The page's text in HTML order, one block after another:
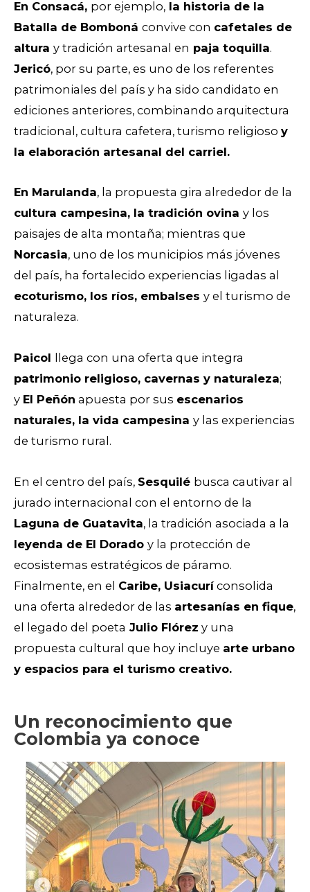
En Consacá, por ejemplo, la historia de la
Batalla de Bomboná convive con cafetales de
altura y tradición artesanal en paja toquilla.
Jericó, por su parte, es uno de los referentes
patrimoniales del país y ha sido candidato en
ediciones anteriores, combinando arquitectura
tradicional, cultura cafetera, turismo religioso y
la elaboración artesanal del carriel.
En Marulanda, la propuesta gira alrededor de la
cultura campesina, la tradición ovina y los
paisajes de alta montaña; mientras que
Norcasia, uno de los municipios más jóvenes
del país, ha fortalecido experiencias ligadas al
ecoturismo, los ríos, embalses y el turismo de
naturaleza.
Paicol
llega con una oferta que integra
patrimonio religioso, cavernas y naturaleza;
y El Peñón apuesta por sus escenarios
naturales, la vida campesina y las experiencias
de turismo rural.
En el centro del país, Sesquilé busca cautivar al
jurado internacional con el entorno de la
Laguna de Guatavita, la tradición asociada a la
leyenda de El Dorado y la protección de
ecosistemas estratégicos de páramo.
Finalmente, en el Caribe, Usiacuríconsolida
una oferta alrededor de las artesanías en fique,
el legado del poeta Julio Flórez y una
propuesta cultural que hoy incluye arte urbano
y espacios para el turismo creativo.
Un reconocimiento que
Colombia ya conoce